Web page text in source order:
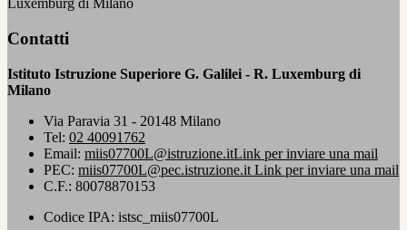
Luxemburg di Milano
Contatti
Istituto Istruzione Superiore G. Galilei - R. Luxemburg di
Milano
Via Paravia 31 - 20148 Milano
Tel: 02 40091762
Email: miis07700L@istruzione.itLink per inviare una mail
PEC: miis07700L@pec.istruzione.it Link per inviare una mail
C.F.: 80078870153
Codice IPA: istsc_miis07700L